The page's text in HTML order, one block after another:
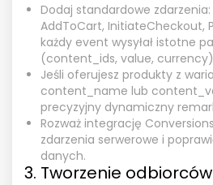
Dodaj standardowe
AddToCart, InitiateCheckout,
każdy event wysyłał istotne
(content_ids, value,
Jeśli oferujesz produkty z
content_name lub
precyzyjny dynamiczny
Rozważ integrację
zdarzenia serwerowe i
danych.
3. Tworzenie odbiorców